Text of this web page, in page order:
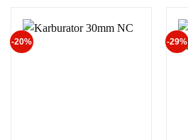
-20% -29%